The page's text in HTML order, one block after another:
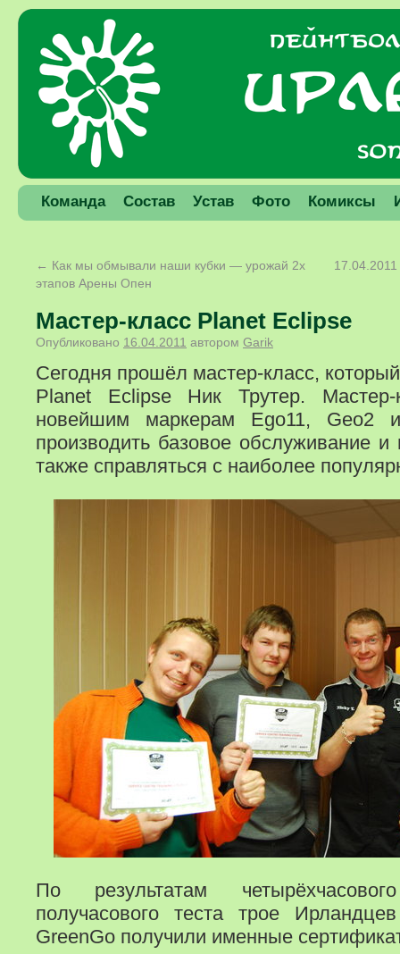
Команда Состав Устав Фото Комиксы
← Как мы обмывали наши кубки — урожай 2х
этапов Арены Опен
Мастер-класс Planet Eclipse
Опубликовано 16.04.2011 автором Garik
Сегодня прошёл мастер-класс,
Planet Eclipse Ник Трутер.
новейшим маркерам Ego11, Geo2
производить базовое обслуживание и
также справляться с наиболее
По результатам
получасового теста трое
GreenGo получили именные